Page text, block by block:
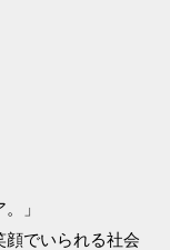
」
顔でいられる社会